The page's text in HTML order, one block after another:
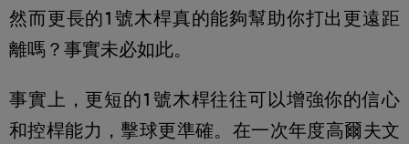
然而更長的1號木桿真的能夠幫助你打出更遠距
離嗎？事實未必如此。
事實上，更短的1號木桿往往可以增強你的信心
和控桿能力，擊球更準確。在一次年度高爾夫文